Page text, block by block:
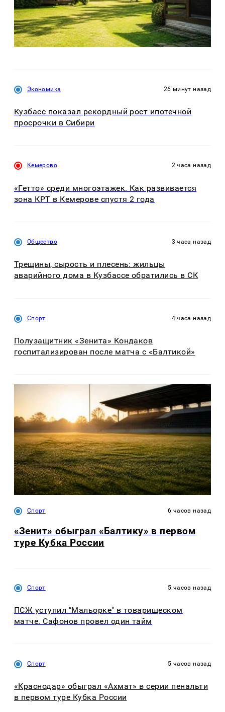
Экономика 26 минут назад
Кузбасс показал рекордный рост ипотечной
просрочки в Сибири
Кемерово 2 часа назад
«Гетто» среди многоэтажек. Как развивается
зона КРТ в Кемерове спустя 2 года
Общество 3 часа назад
Трещины, сырость и плесень: жильцы
аварийного дома в Кузбассе обратились в СК
Спорт 4 часа назад
Полузащитник «Зенита» Кондаков
госпитализирован после матча с «Балтикой»
Спорт 6 часов назад
«Зенит» обыграл «Балтику» в первом
туре Кубка России
Спорт 5 часов назад
ПСЖ уступил "Мальорке" в товарищеском
матче. Сафонов провел один тайм
Спорт 5 часов назад
«Краснодар» обыграл «Ахмат» в серии пенальти
в первом туре Кубка России